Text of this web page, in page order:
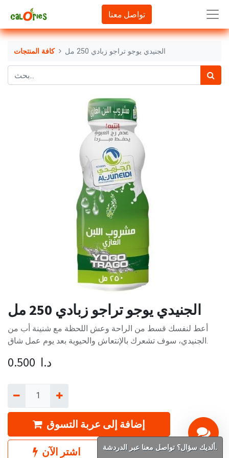
تواصل معنا
كافة المنتجات الجنيدي يوجو تراجو زبادي 250 مل
الجنيدي يوجو تراجو زبادي 250 مل
أعط لنفسك قسط من الراحة وعش اللحظة مع شنينة أب من
الجنيدي، سوف تشعرك بالإنتعاش والحيوية بعد يوم عمل شاق.
0.500 د.ا
إضافة إلى عربة التسوق
اشترِ الآن ألديك سؤال؟ تواصل معنا عبر الدردشة.